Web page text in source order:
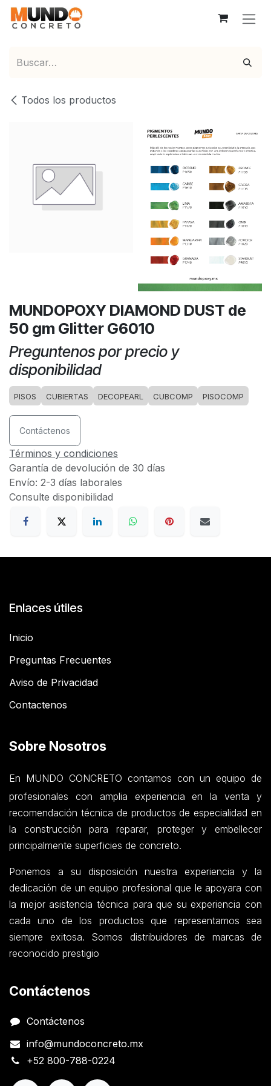
Ir al contenido
Todos los productos
MUNDOPOXY DIAMOND DUST de
50 gm Glitter G6010
Preguntenos por precio y
disponibilidad
PISOS CUBIERTAS DECOPEARL CUBCOMP PISOCOMP
Contáctenos
Términos y condiciones
Garantía de devolución de 30 días
Envío: 2-3 días laborales
Consulte disponibilidad
Enlaces útiles
Inicio
Preguntas Frecuentes
Aviso de Privacidad
Contactenos
Sobre Nosotros
En MUNDO CONCRETO contamos con un equipo de
profesionales con amplia experiencia en la venta y
recomendación técnica de productos de especialidad en
la construcción para reparar, proteger y embellecer
principalmente superficies de concreto.
Ponemos a su disposición nuestra experiencia y la
dedicación de un equipo profesional que le apoyara con
la mejor asistencia técnica para que su experiencia con
cada uno de los productos que representamos sea
siempre exitosa. Somos distribuidores de marcas de
reconocido prestigio
Contáctenos
Contáctenos
info@mundoconcreto.mx
+52 800-788-0224